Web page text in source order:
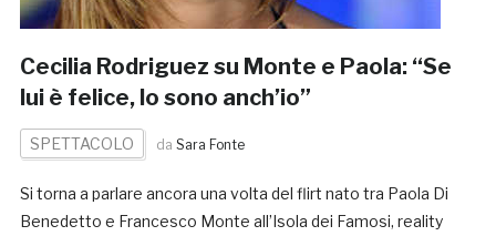
Cecilia Rodriguez su Monte e Paola: “Se
lui è felice, lo sono anch’io”
SPETTACOLO da Sara Fonte
Si torna a parlare ancora una volta del flirt nato tra Paola Di
Benedetto e Francesco Monte all’Isola dei Famosi, reality